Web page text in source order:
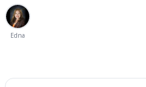
Edna